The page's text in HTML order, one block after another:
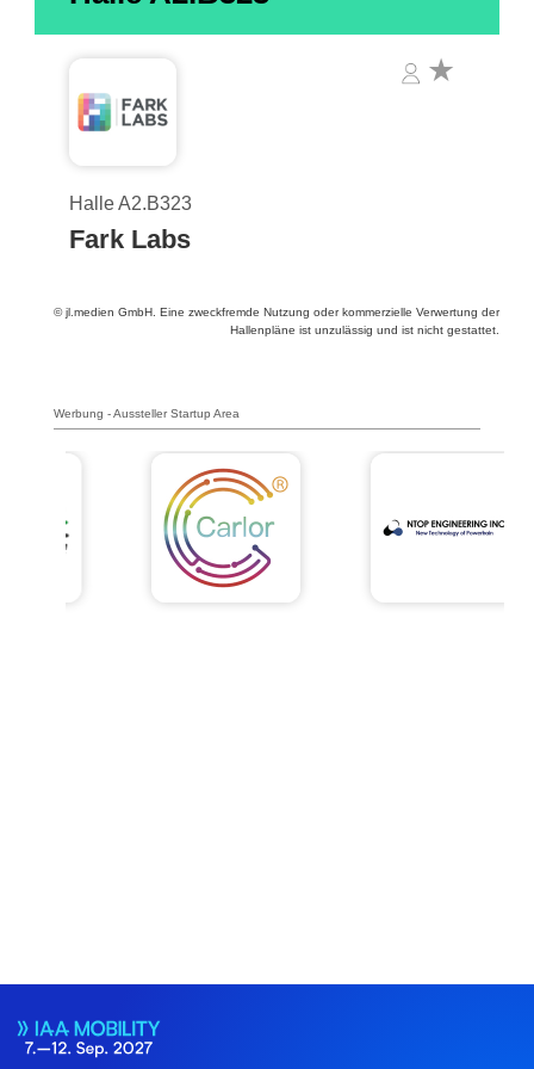
Halle A2.B323
Fark Labs
© jl.medien GmbH. Eine zweckfremde Nutzung oder kommerzielle Verwertung der
Hallenpläne ist unzulässig und ist nicht gestattet.
Werbung - Aussteller Startup Area